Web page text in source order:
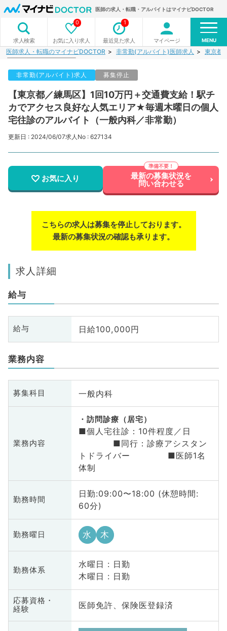
医師の求人・転職・アルバイトはマイナビDOCTOR
求人検索 お気に入り求人
0
最近見た求人
1
マイページ MENU
医師求人・転職のマイナビDOCTOR 非常勤(アルバイト)医師求人 東京都
非常勤(アルバイト)求人 募集停止
【東京都／練馬区】1回10万円＋交通費支給！駅チ
カでアクセス良好な人気エリア★毎週木曜日の個人
宅往診のアルバイト（一般内科／非常勤）
更新日 : 2024/06/07求人No : 627134
お気に入り 最新の募集状況を
問い合わせる
こちらの求人は募集を停止しております。
最新の募集状況の確認も承ります。
求人詳細
給与
給与 日給100,000円
業務内容
募集科目 一般内科
業務内容
訪問診療（居宅）
■個人宅往診：10件程度／日
■同行：診療アシスタン
トドライバー ■医師1名
体制
勤務時間
日勤:09:00〜18:00 (休憩時間:
60分)
勤務曜日 水 木
勤務体系
水曜日 : 日勤
木曜日 : 日勤
応募資格・
経験
医師免許、保険医登録済